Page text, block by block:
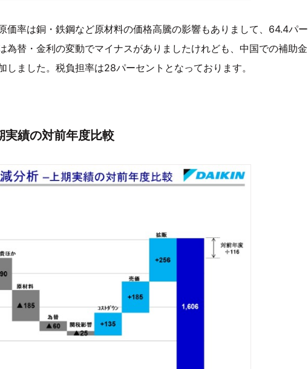
価率は銅・鉄鋼など原材料の価格高騰の影響もありまして、64.4パー
為替・金利の変動でマイナスがありましたけれども、中国での補助金
しました。税負担率は28パーセントとなっております。
績の対前年度比較